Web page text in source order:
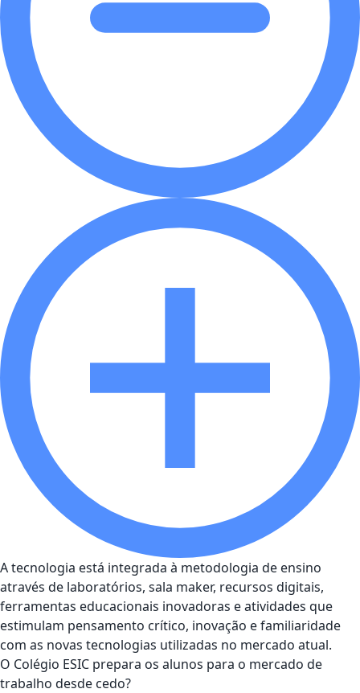
A tecnologia está integrada à metodologia de ensino
através de laboratórios, sala maker, recursos digitais,
ferramentas educacionais inovadoras e atividades que
estimulam pensamento crítico, inovação e familiaridade
com as novas tecnologias utilizadas no mercado atual.
O Colégio ESIC prepara os alunos para o mercado de
trabalho desde cedo?